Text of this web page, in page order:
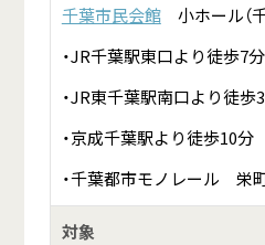
千葉市民会館小ホール（
・JR千葉駅東口より徒歩7分
・JR東千葉駅南口より徒歩
・京成千葉駅より徒歩10分
・千葉都市モノレール 栄
対象